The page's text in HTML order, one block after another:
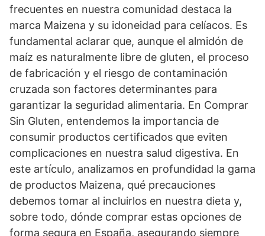
frecuentes en nuestra comunidad destaca la
marca Maizena y su idoneidad para celíacos. Es
fundamental aclarar que, aunque el almidón de
maíz es naturalmente libre de gluten, el proceso
de fabricación y el riesgo de contaminación
cruzada son factores determinantes para
garantizar la seguridad alimentaria. En Comprar
Sin Gluten, entendemos la importancia de
consumir productos certificados que eviten
complicaciones en nuestra salud digestiva. En
este artículo, analizamos en profundidad la gama
de productos Maizena, qué precauciones
debemos tomar al incluirlos en nuestra dieta y,
sobre todo, dónde comprar estas opciones de
forma segura en España, asegurando siempre